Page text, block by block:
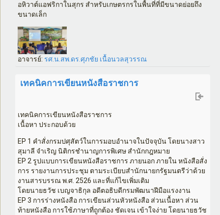
อหิวาต์แอฟริกาในสุกร สำหรับเกษตรกรในพื้นที่ที่มีขนาดย่อยถึง
ขนาดเล็ก
อาจารย์: รศ.น.สพ.ดร.ศุภชัย เนื้อนวลสุวรรณ
เทคนิคการเขียนหนังสือราชการ
เทคนิคการเขียนหนังสือราชการ
เนื้อหา ประกอบด้วย
EP 1 คำสั่งกรมปศุสัตว์ในการมอบอำนาจในปัจจุบัน โดยนางสาว
สุมาลี จำเริญ นิติกรชำนาญการพิเศษ สำนักกฎหมาย
EP 2 รูปแบบการเขียนหนังสือราชการ ภายนอก ภายใน หนังสือสั่ง
การ รายงานการประชุม ตามระเบียบสำนักนายกรัฐมนตรีว่าด้วย
งานสารบรรณ พ.ศ. 2526 และที่แก้ไขเพิ่มเติม
โดยนายธวัช เบญจาธิกุล อดีตอธิบดีกรมพัฒนาฝีมือแรงงาน
EP 3 การร่างหนังสือ การเขียนส่วนหัวหนังสือ ส่วนเนื้อหา ส่วน
ท้ายหนังสือ การใช้ภาษาที่ถูกต้อง ชัดเจน เข้าใจง่าย โดยนายธวัช